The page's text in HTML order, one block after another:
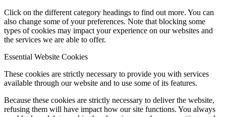
Click on the different category headings to find out more. You can
also change some of your preferences. Note that blocking some
types of cookies may impact your experience on our websites and
the services we are able to offer.
Essential Website Cookies
These cookies are strictly necessary to provide you with services
available through our website and to use some of its features.
Because these cookies are strictly necessary to deliver the website,
refusing them will have impact how our site functions. You always